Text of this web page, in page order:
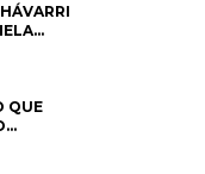
QUE
“UNA